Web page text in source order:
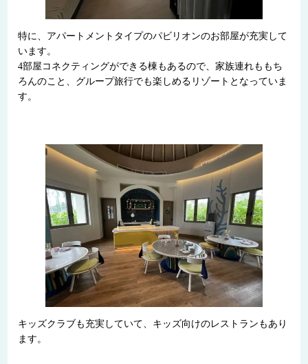
特に、アパートメントタイプのパビリオンのお部屋が充実して
います。
4部屋コネクティングができる棟もあるので、家族連れももち
ろんのこと、グループ旅行でも楽しめるリゾートとなっていま
す。
キッズクラブも充実していて、キッズ向けのレストランもあり
ます。